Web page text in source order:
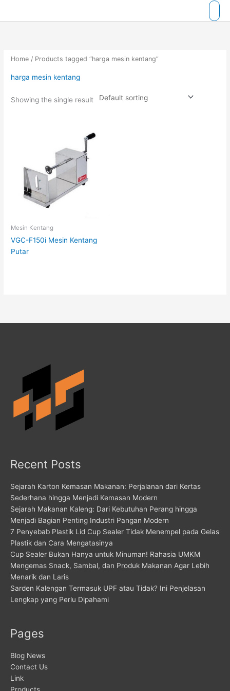
Home / Products tagged “harga mesin kentang”
harga mesin kentang
Showing the single result
Mesin Kentang
VGC-F150i Mesin Kentang
Putar
Recent Posts
Sejarah Karton Kemasan Makanan: Perjalanan dari Kertas
Sederhana hingga Menjadi Kemasan Modern
Sejarah Makanan Kaleng: Dari Kebutuhan Perang hingga
Menjadi Bagian Penting Industri Pangan Modern
7 Penyebab Plastik Lid Cup Sealer Tidak Menempel pada Gelas
Plastik dan Cara Mengatasinya
Cup Sealer Bukan Hanya untuk Minuman! Rahasia UMKM
Mengemas Snack, Sambal, dan Produk Makanan Agar Lebih
Menarik dan Laris
Sarden Kalengan Termasuk UPF atau Tidak? Ini Penjelasan
Lengkap yang Perlu Dipahami
Pages
Blog News
Contact Us
Link
Products